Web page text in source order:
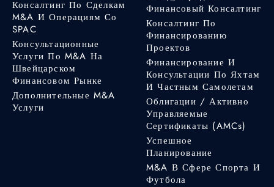
Консалтинг По Сделкам
M&A И Операциям Со
SPAC
Консультационные
Услуги По M&A На
Швейцарском
Финансовом Рынке
Дополнительные M&A
Услуги
Финансовый Консалтинг
Консалтинг По
Финансированию
Проектов
Финансирование И
Консультации По Яхтам
И Частным Самолетам
Облигации / Активно
Управляемые
Сертификаты (AMCs)
Успешное
Планирование
M&A В Сфере Спорта И
Футбола